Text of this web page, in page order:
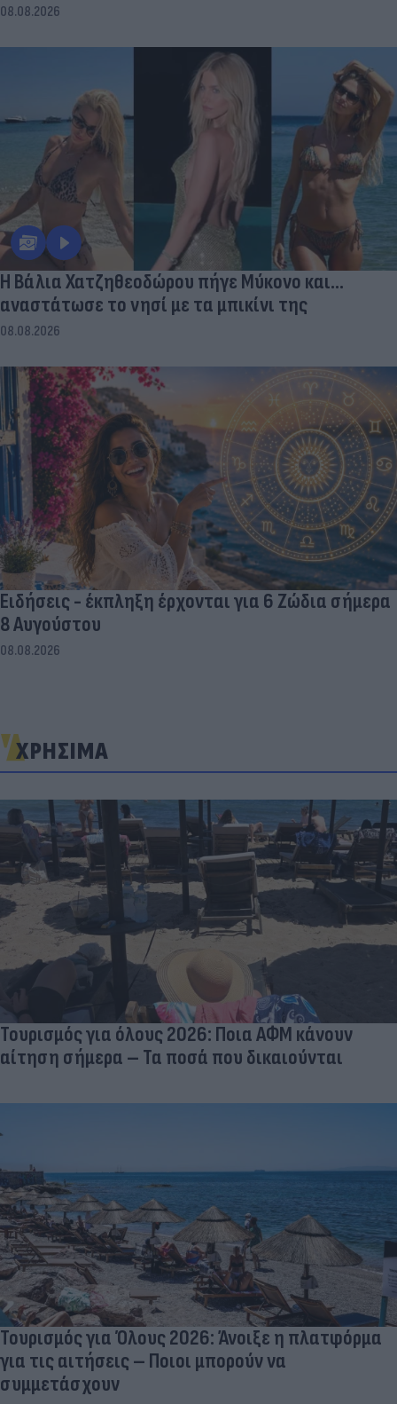
08.08.2026
Η Βάλια Χατζηθεοδώρου πήγε Μύκονο και...
αναστάτωσε το νησί με τα μπικίνι της
08.08.2026
Ειδήσεις - έκπληξη έρχονται για 6 Ζώδια σήμερα
8 Αυγούστου
08.08.2026
ΧΡΗΣΙΜΑ
Τουρισμός για όλους 2026: Ποια ΑΦΜ κάνουν
αίτηση σήμερα – Τα ποσά που δικαιούνται
Τουρισμός για Όλους 2026: Άνοιξε η πλατφόρμα
για τις αιτήσεις – Ποιοι μπορούν να
συμμετάσχουν